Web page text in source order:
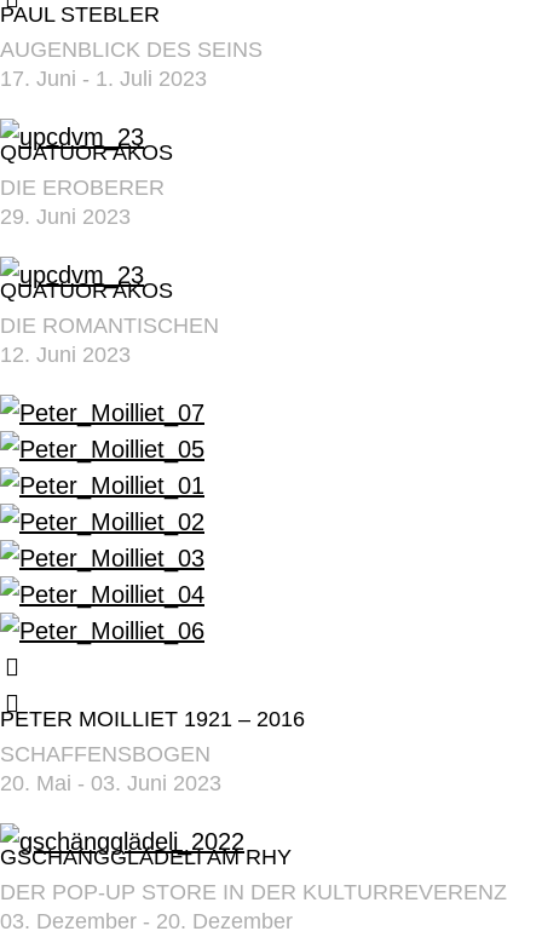
PAUL STEBLER
AUGENBLICK DES SEINS
17. Juni - 1. Juli 2023
QUATUOR AKOS
DIE EROBERER
29. Juni 2023
QUATUOR AKOS
DIE ROMANTISCHEN
12. Juni 2023
PETER MOILLIET 1921 – 2016
SCHAFFENSBOGEN
20. Mai - 03. Juni 2023
GSCHÄNGGLÄDELI AM RHY
DER POP-UP STORE IN DER KULTURREVERENZ
03. Dezember - 20. Dezember